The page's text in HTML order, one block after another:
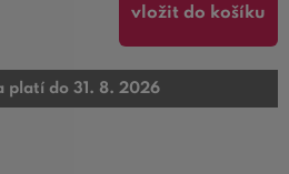
vložit do košíku
platí do 31. 8. 2026